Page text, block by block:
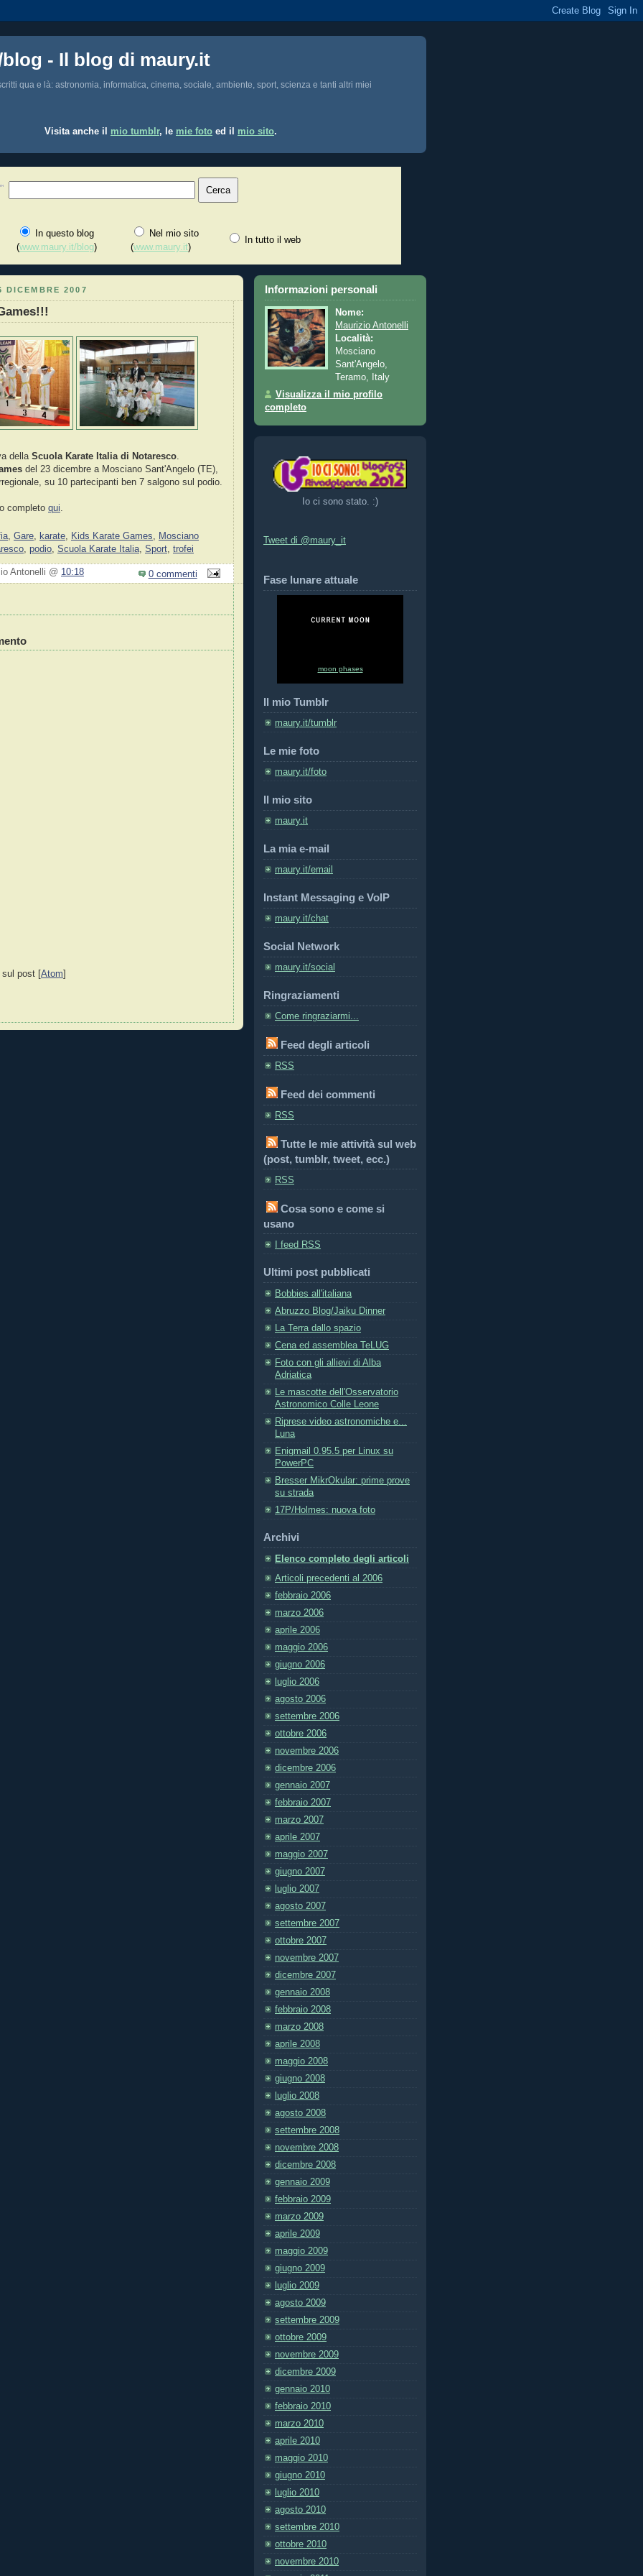
- Il blog di maury.it
qua e là: astronomia, informatica, cinema, sociale, ambiente, sport, scienza e tanti altri miei
Visita anche il mio tumblr, le mie foto ed il mio sito.
In questo blog
(www.maury.it/blog)
Nel mio sito
(www.maury.it)
In tutto il web
DICEMBRE 2007
della Scuola Karate Italia di Notaresco.
del 23 dicembre a Mosciano Sant'Angelo (TE),
su 10 partecipanti ben 7 salgono sul podio.
completo qui.
, Gare, karate, Kids Karate Games, Mosciano
, podio, Scuola Karate Italia, Sport, trofei
Antonelli @ 10:18 0 commenti
sul post [Atom]
Informazioni personali
Nome:
Maurizio Antonelli
Località:
Mosciano
Sant'Angelo,
Teramo, Italy
Visualizza il mio profilo
completo
Io ci sono stato. :)
Tweet di @maury_it
Fase lunare attuale
moon phases
Il mio Tumblr
maury.it/tumblr
Le mie foto
maury.it/foto
Il mio sito
maury.it
La mia e-mail
maury.it/email
Instant Messaging e VoIP
maury.it/chat
Social Network
maury.it/social
Ringraziamenti
Come ringraziarmi...
Feed degli articoli
RSS
Feed dei commenti
RSS
Tutte le mie attività sul web
(post, tumblr, tweet, ecc.)
RSS
Cosa sono e come si
usano
I feed RSS
Ultimi post pubblicati
Bobbies all'italiana
Abruzzo Blog/Jaiku Dinner
La Terra dallo spazio
Cena ed assemblea TeLUG
Foto con gli allievi di Alba
Adriatica
Le mascotte dell'Osservatorio
Astronomico Colle Leone
Riprese video astronomiche e...
Luna
Enigmail 0.95.5 per Linux su
PowerPC
Bresser MikrOkular: prime prove
su strada
17P/Holmes: nuova foto
Archivi
Elenco completo degli articoli
Articoli precedenti al 2006
febbraio 2006
marzo 2006
aprile 2006
maggio 2006
giugno 2006
luglio 2006
agosto 2006
settembre 2006
ottobre 2006
novembre 2006
dicembre 2006
gennaio 2007
febbraio 2007
marzo 2007
aprile 2007
maggio 2007
giugno 2007
luglio 2007
agosto 2007
settembre 2007
ottobre 2007
novembre 2007
dicembre 2007
gennaio 2008
febbraio 2008
marzo 2008
aprile 2008
maggio 2008
giugno 2008
luglio 2008
agosto 2008
settembre 2008
novembre 2008
dicembre 2008
gennaio 2009
febbraio 2009
marzo 2009
aprile 2009
maggio 2009
giugno 2009
luglio 2009
agosto 2009
settembre 2009
ottobre 2009
novembre 2009
dicembre 2009
gennaio 2010
febbraio 2010
marzo 2010
aprile 2010
maggio 2010
giugno 2010
luglio 2010
agosto 2010
settembre 2010
ottobre 2010
novembre 2010